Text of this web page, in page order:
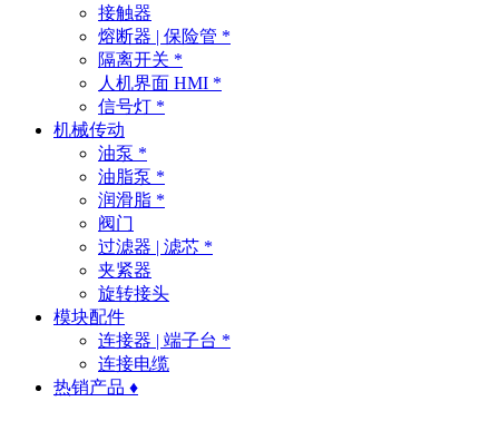
接触器
熔断器 | 保险管 *
隔离开关 *
人机界面 HMI *
信号灯 *
机械传动
油泵 *
油脂泵 *
润滑脂 *
阀门
过滤器 | 滤芯 *
夹紧器
旋转接头
模块配件
连接器 | 端子台 *
连接电缆
热销产品 ♦